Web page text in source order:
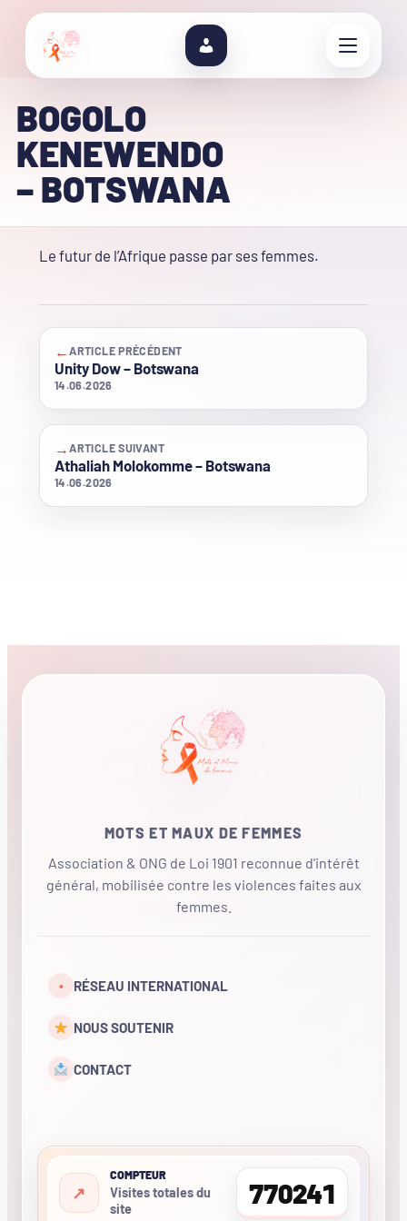
BOGOLO
KENEWENDO
– BOTSWANA
Le futur de l’Afrique passe par ses femmes.
←ARTICLE PRÉCÉDENT
Unity Dow – Botswana
14.06.2026
→ARTICLE SUIVANT
Athaliah Molokomme – Botswana
14.06.2026
MOTS ET MAUX DE FEMMES
Association & ONG de Loi 1901 reconnue d'intérêt
général, mobilisée contre les violences faites aux
femmes.
• RÉSEAU INTERNATIONAL
NOUS SOUTENIR
CONTACT
COMPTEUR
Visites totales du
site
770241